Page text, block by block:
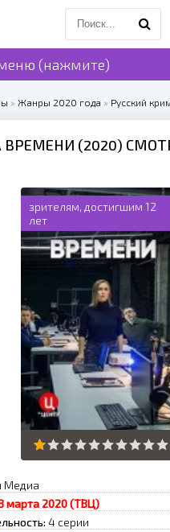
(нажмите)
» Жанры 2020 года » Русский
(2020)
зрителям, достигшим 12
лет
Медиа
марта 2020 (ТВЦ)
4 серии